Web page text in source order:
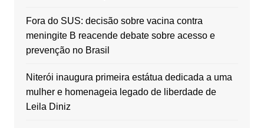
Fora do SUS: decisão sobre vacina contra
meningite B reacende debate sobre acesso e
prevenção no Brasil
Niterói inaugura primeira estátua dedicada a uma
mulher e homenageia legado de liberdade de
Leila Diniz